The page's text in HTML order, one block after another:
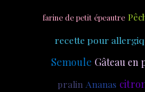
farine de petit épeautre
recette pour
Semoule Gâteau en
pralin Ananas